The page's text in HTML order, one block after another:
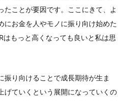
たことが要因です。ここにきて、よ
にお金を人やモノに振り向け始めた
はもっと高くなっても良いと私は思
振り向けることで成長期待が生ま
げていくという展開になっていくの